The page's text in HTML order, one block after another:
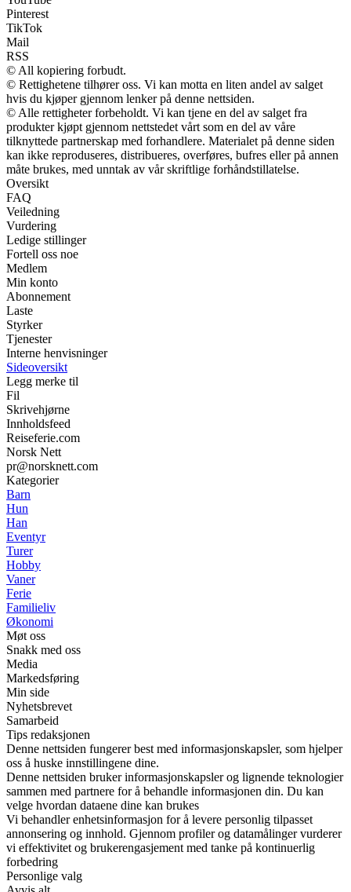
Pinterest
TikTok
Mail
RSS
© All kopiering forbudt.
© Rettighetene tilhører oss. Vi kan motta en liten andel av salget
hvis du kjøper gjennom lenker på denne nettsiden.
© Alle rettigheter forbeholdt. Vi kan tjene en del av salget fra
produkter kjøpt gjennom nettstedet vårt som en del av våre
tilknyttede partnerskap med forhandlere. Materialet på denne siden
kan ikke reproduseres, distribueres, overføres, bufres eller på annen
måte brukes, med unntak av vår skriftlige forhåndstillatelse.
Oversikt
FAQ
Veiledning
Vurdering
Ledige stillinger
Fortell oss noe
Medlem
Min konto
Abonnement
Laste
Styrker
Tjenester
Interne henvisninger
Sideoversikt
Legg merke til
Fil
Skrivehjørne
Innholdsfeed
Reiseferie.com
Norsk Nett
pr@norsknett.com
Kategorier
Barn
Hun
Han
Eventyr
Turer
Hobby
Vaner
Ferie
Familieliv
Økonomi
Møt oss
Snakk med oss
Media
Markedsføring
Min side
Nyhetsbrevet
Samarbeid
Tips redaksjonen
Denne nettsiden fungerer best med informasjonskapsler, som hjelper
oss å huske innstillingene dine.
Denne nettsiden bruker informasjonskapsler og lignende teknologier
sammen med partnere for å behandle informasjonen din. Du kan
velge hvordan dataene dine kan brukes
Vi behandler enhetsinformasjon for å levere personlig tilpasset
annonsering og innhold. Gjennom profiler og datamålinger vurderer
vi effektivitet og brukerengasjement med tanke på kontinuerlig
forbedring
Personlige valg